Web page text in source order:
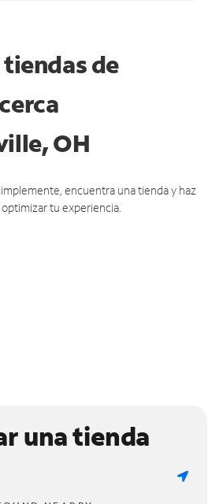
de
OH
encuentra una tienda y haz
tu experiencia.
una tienda